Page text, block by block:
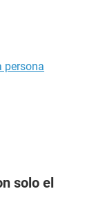
persona
solo el